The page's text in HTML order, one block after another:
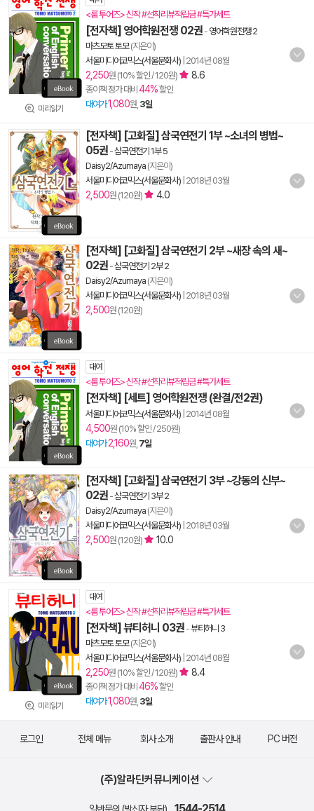
미리읽기
<룸 투어즈> 신작 #선착리뷰적립금 #특가세트
[전자책] 영어학원전쟁 02권 - 영어학원전쟁 2
마츠모토 토모(지은이)
서울미디어코믹스(서울문화사) 2014년 08월
2,250원 (10% 할인 / 120원) 8.6
종이책 정가 대비 44%할인
대여가1,080원, 3일
[전자책] [고화질] 삼국연전기 1부 ~소녀의 병법~
05권 -삼국연전기 1부 5
Daisy2/Azumaya (지은이)
서울미디어코믹스(서울문화사) 2018년 03월
2,500원 (120원) 4.0
[전자책] [고화질] 삼국연전기 2부 ~새장 속의 새~
02권 -삼국연전기 2부 2
Daisy2/Azumaya (지은이)
서울미디어코믹스(서울문화사) 2018년 03월
2,500원 (120원)
대여
<룸 투어즈> 신작 #선착리뷰적립금 #특가세트
[전자책] [세트] 영어학원전쟁 (완결/전2권)
서울미디어코믹스(서울문화사) 2014년 08월
4,500원 (10% 할인 / 250원)
대여가 2,160원, 7일
[전자책] [고화질] 삼국연전기 3부 ~강동의 신부~
02권 -삼국연전기 3부 2
Daisy2/Azumaya (지은이)
서울미디어코믹스(서울문화사) 2018년 03월
2,500원 (120원) 10.0
미리읽기
대여
<룸 투어즈> 신작 #선착리뷰적립금 #특가세트
[전자책] 뷰티허니 03권 -뷰티허니 3
마츠모토 토모(지은이)
서울미디어코믹스(서울문화사) 2014년 08월
2,250원 (10% 할인 / 120원) 8.4
종이책 정가 대비 46%할인
대여가1,080원, 3일
로그인 전체 메뉴 회사 소개 출판사 안내 PC 버전
(주)알라딘커뮤니케이션